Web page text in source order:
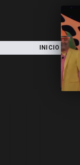
INICIO